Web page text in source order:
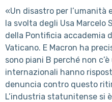
«Un disastro per l’umanità
la svolta degli Usa Marcelo
della Pontificia accademia
Vaticano. E Macron ha
sono piani B perché non
internazionali hanno
denuncia contro questo
L’industria statunitense si